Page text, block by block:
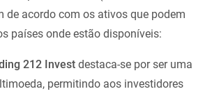
de acordo com os ativos que podem
países onde estão disponíveis:
212 Invest destaca-se por ser uma
permitindo aos investidores